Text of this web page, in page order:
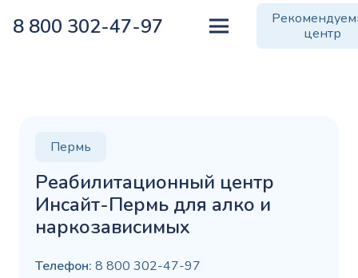
8 800 302-47-97
центр
Пермь
Реабилитационный центр
Инсайт-Пермь для алко и
наркозависимых
Телефон: 8 800 302-47-97